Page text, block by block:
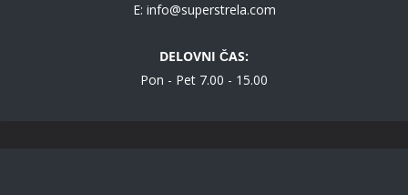
E: info@superstrela.com
DELOVNI ČAS:
Pon - Pet 7.00 - 15.00